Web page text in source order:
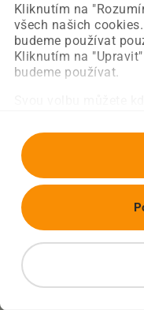
Kliknutím na
všech našich
budeme používat
Kliknutím na
budeme používat.
Obnovit